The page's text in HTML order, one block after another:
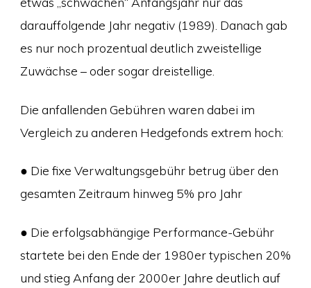
darauffolgende Jahr negativ (1989). Danach gab
es nur noch prozentual deutlich zweistellige
Zuwächse – oder sogar dreistellige.
Die anfallenden Gebühren waren dabei im
Vergleich zu anderen Hedgefonds extrem hoch:
● Die fixe Verwaltungsgebühr betrug über den
gesamten Zeitraum hinweg 5% pro Jahr
● Die erfolgsabhängige Performance-Gebühr
startete bei den Ende der 1980er typischen 20%
und stieg Anfang der 2000er Jahre deutlich auf